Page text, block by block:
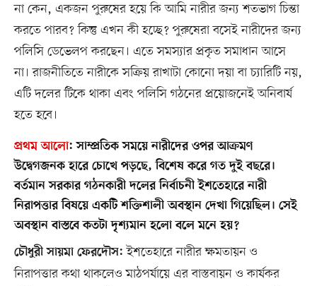
না কেন, একজন পুরুষের হয়ে কি আমি নারীর জন্য শতভাগ চিন্তা
করতে পারব? কিন্তু এখন কী হচ্ছে? পুরুষেরা বসেই নারীদের জন্য
পলিসি ডেভেলপ করছেন। এতে সমস্যার প্রকৃত সমাধান আসে
না। রাজনীতিতে নারীকে সক্রিয় রাখাটা কোনো দয়া বা চ্যারিটি নয়,
এটি দলের টিকে থাকা এবং পলিসি গঠনের প্রয়োজনেই অনিবার্য
হতে হবে।
প্রথম আলো:সাম্প্রতিক সময়ে নারীদের ওপর আক্রমণ
উদ্বেগজনক হারে চোখে পড়ছে, বিশেষ করে গত দুই বছরে।
বর্তমান সরকার গঠনকারী দলের নির্বাচনী ইশতেহারে নারী
নিরাপত্তার বিষয়ে একটি শক্তিশালী অবস্থান দেখা গিয়েছিল। সেই
অবস্থান বাস্তবে কতটা দৃশ্যমান হলো বলে মনে হয়?
চৌধুরী সায়মা ফেরদৌস: ইশতেহারে নারীর ক্ষমতায়ন ও
নিরাপত্তার কথা থাকলেও মাঠপর্যায়ে এর বাস্তবায়ন ও কার্যকর